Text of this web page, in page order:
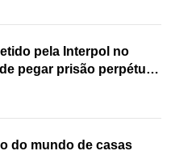
pela Interpol no
pegar prisão perpétua
do mundo de casas